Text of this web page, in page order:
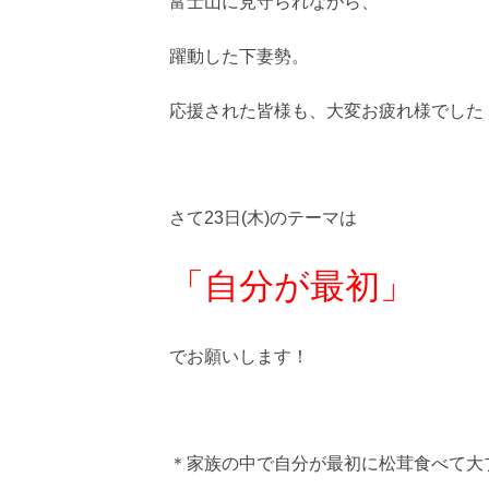
躍動した下妻勢。
応援された皆様も、大変お疲れ様でした
さて23日(木)のテーマは
「自分が最初」
でお願いします！
＊家族の中で自分が最初に松茸食べて